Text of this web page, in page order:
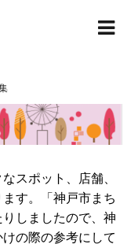
スポット、店舗、
す。「神戸市まち
しましたので、神
の際の参考にして